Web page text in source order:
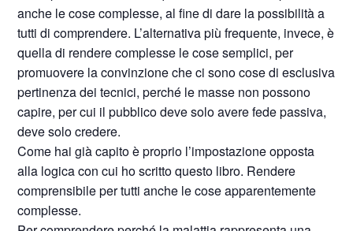
anche le cose complesse, al fine di dare la possibilità a
tutti di comprendere. L’alternativa più frequente, invece, è
quella di rendere complesse le cose semplici, per
promuovere la convinzione che ci sono cose di esclusiva
pertinenza dei tecnici, perché le masse non possono
capire, per cui il pubblico deve solo avere fede passiva,
deve solo credere.
Come hai già capito è proprio l’impostazione opposta
alla logica con cui ho scritto questo libro. Rendere
comprensibile per tutti anche le cose apparentemente
complesse.